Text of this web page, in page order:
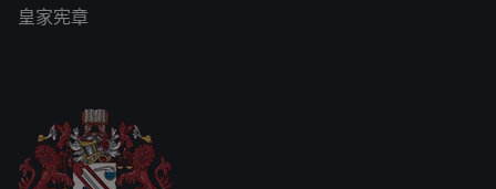
皇家宪章